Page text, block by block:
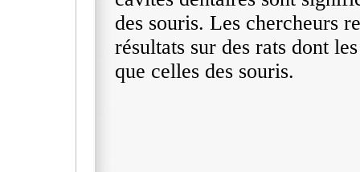
des souris. Les chercheurs
résultats sur des rats dont
que celles des souris.